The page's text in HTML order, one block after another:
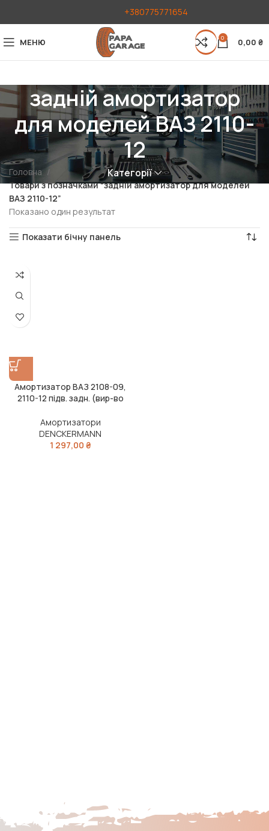
+380775771654
МЕНЮ 0 0,00 ₴
задній амортизатор
для моделей ВАЗ 2110-
12
Категорії
Головна
Товари з позначками “задній амортизатор для моделей
ВАЗ 2110-12”
Показано один результат
Показати бічну панель
Амортизатор ВАЗ 2108-09,
2110-12 підв. задн. (вир-во
Амортизатори
DENCKERMANN
1 297,00 ₴